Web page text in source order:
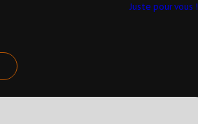
Juste pour vous !